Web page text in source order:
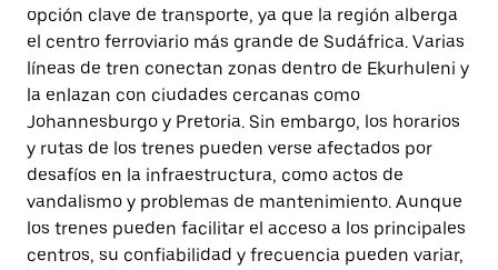
opción clave de transporte, ya que la región alberga
el centro ferroviario más grande de Sudáfrica. Varias
líneas de tren conectan zonas dentro de Ekurhuleni y
la enlazan con ciudades cercanas como
Johannesburgo y Pretoria. Sin embargo, los horarios
y rutas de los trenes pueden verse afectados por
desafíos en la infraestructura, como actos de
vandalismo y problemas de mantenimiento. Aunque
los trenes pueden facilitar el acceso a los principales
centros, su confiabilidad y frecuencia pueden variar,